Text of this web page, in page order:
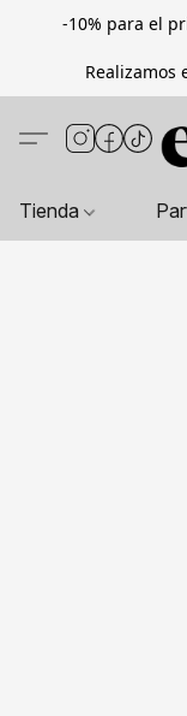
-10% para el
Realizamos
Tienda